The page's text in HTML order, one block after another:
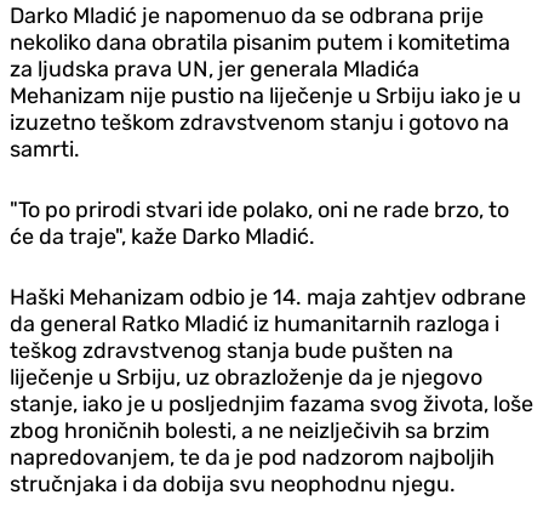
Darko Mladić je napomenuo da se odbrana prije
nekoliko dana obratila pisanim putem i komitetima
za ljudska prava UN, jer generala Mladića
Mehanizam nije pustio na liječenje u Srbiju iako je u
izuzetno teškom zdravstvenom stanju i gotovo na
samrti.
"To po prirodi stvari ide polako, oni ne rade brzo, to
će da traje", kaže Darko Mladić.
Haški Mehanizam odbio je 14. maja zahtjev odbrane
da general Ratko Mladić iz humanitarnih razloga i
teškog zdravstvenog stanja bude pušten na
liječenje u Srbiju, uz obrazloženje da je njegovo
stanje, iako je u posljednjim fazama svog života, loše
zbog hroničnih bolesti, a ne neizlječivih sa brzim
napredovanjem, te da je pod nadzorom najboljih
stručnjaka i da dobija svu neophodnu njegu.